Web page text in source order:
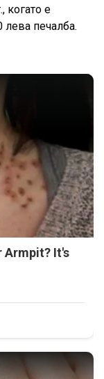
когато е
лева печалба.
Armpit? It's